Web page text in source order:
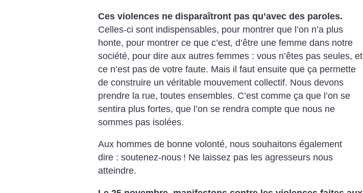
Ces violences ne disparaîtront pas qu’avec des paroles.
Celles-ci sont indispensables, pour montrer que l’on n’a plus
honte, pour montrer ce que c’est, d’être une femme dans notre
société, pour dire aux autres femmes : vous n’êtes pas seules, et
ce n’est pas de votre faute. Mais il faut ensuite que ça permette
de construire un véritable mouvement collectif. Nous devons
prendre la rue, toutes ensembles. C’est comme ça que l’on se
sentira plus fortes, que l’on se rendra compte que nous ne
sommes pas isolées.
Aux hommes de bonne volonté, nous souhaitons également
dire : soutenez-nous ! Ne laissez pas les agresseurs nous
atteindre.